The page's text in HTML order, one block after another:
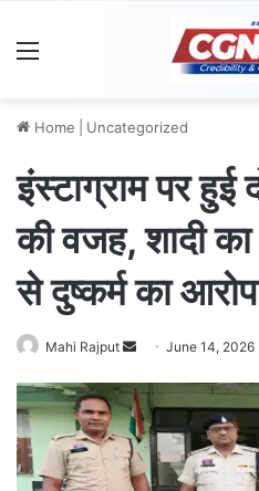
Home Uncategorized
इंस्टाग्राम पर हुई
की वजह, शादी का
से दुष्कर्म का आरोप
Mahi Rajput
n
d
a
n
June 14, 2026